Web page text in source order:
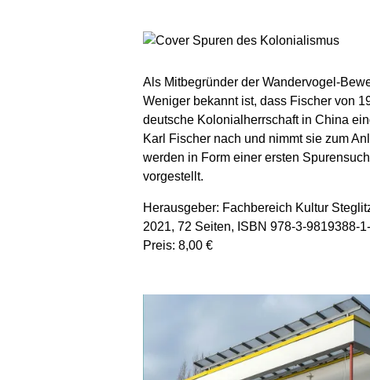
Als Mitbegründer der Wandervogel-
Weniger bekannt ist, dass Fischer von
deutsche Kolonialherrschaft in China
Karl Fischer nach und nimmt sie zum
werden in Form einer ersten
vorgestellt.
Herausgeber: Fachbereich Kultur
2021, 72 Seiten, ISBN 978-3-9819388-
Preis: 8,00 €